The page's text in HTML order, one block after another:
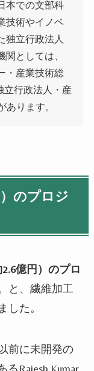
本での文部科
技術やイノベ
独立行政法人
としては、
・産業技術総
立行政法人・産
あります。
のプロジ
億円）のプロ
と、繊維加工
した。
前に未開発の
Rajesh Kumar